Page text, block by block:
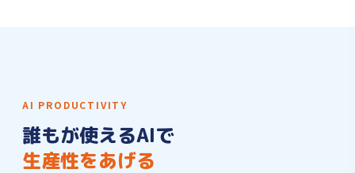
AI PRODUCTIVITY
誰もが使えるAIで
生産性をあげる